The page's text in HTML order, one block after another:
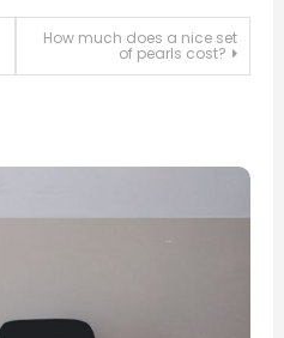
How much does a nice set
of pearls cost?